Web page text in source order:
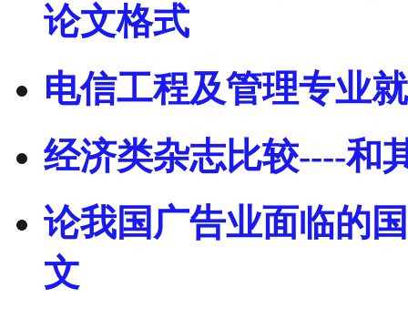
论文格式
电信工程及管理专业
经济类杂志比较----和
论我国广告业面临的
文